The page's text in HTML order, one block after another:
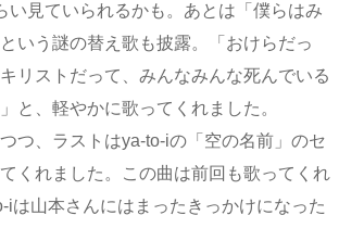
い見ていられるかも。あとは「僕らはみ
いう謎の替え歌も披露。「おけらだっ
リストだって、みんなみんな死んでいる
と、軽やかに歌ってくれました。
つ、ラストはya-to-iの「空の名前」のセ
くれました。この曲は前回も歌ってくれ
iは山本さんにはまったきっかけになった